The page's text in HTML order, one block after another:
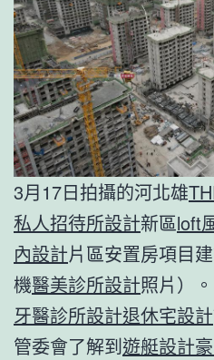
3月17日拍攝的河北雄
私人招待所設計新區loft
內設計片區安置房項目
機醫美診所設計照片）。
牙醫診所設計退休宅設計
管委會了解到遊艇設計